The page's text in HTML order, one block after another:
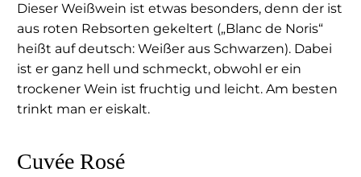
Dieser Weißwein ist etwas besonders, denn der ist
aus roten Rebsorten gekeltert („Blanc de Noris“
heißt auf deutsch: Weißer aus Schwarzen). Dabei
ist er ganz hell und schmeckt, obwohl er ein
trockener Wein ist fruchtig und leicht. Am besten
trinkt man er eiskalt.
Cuvée Rosé